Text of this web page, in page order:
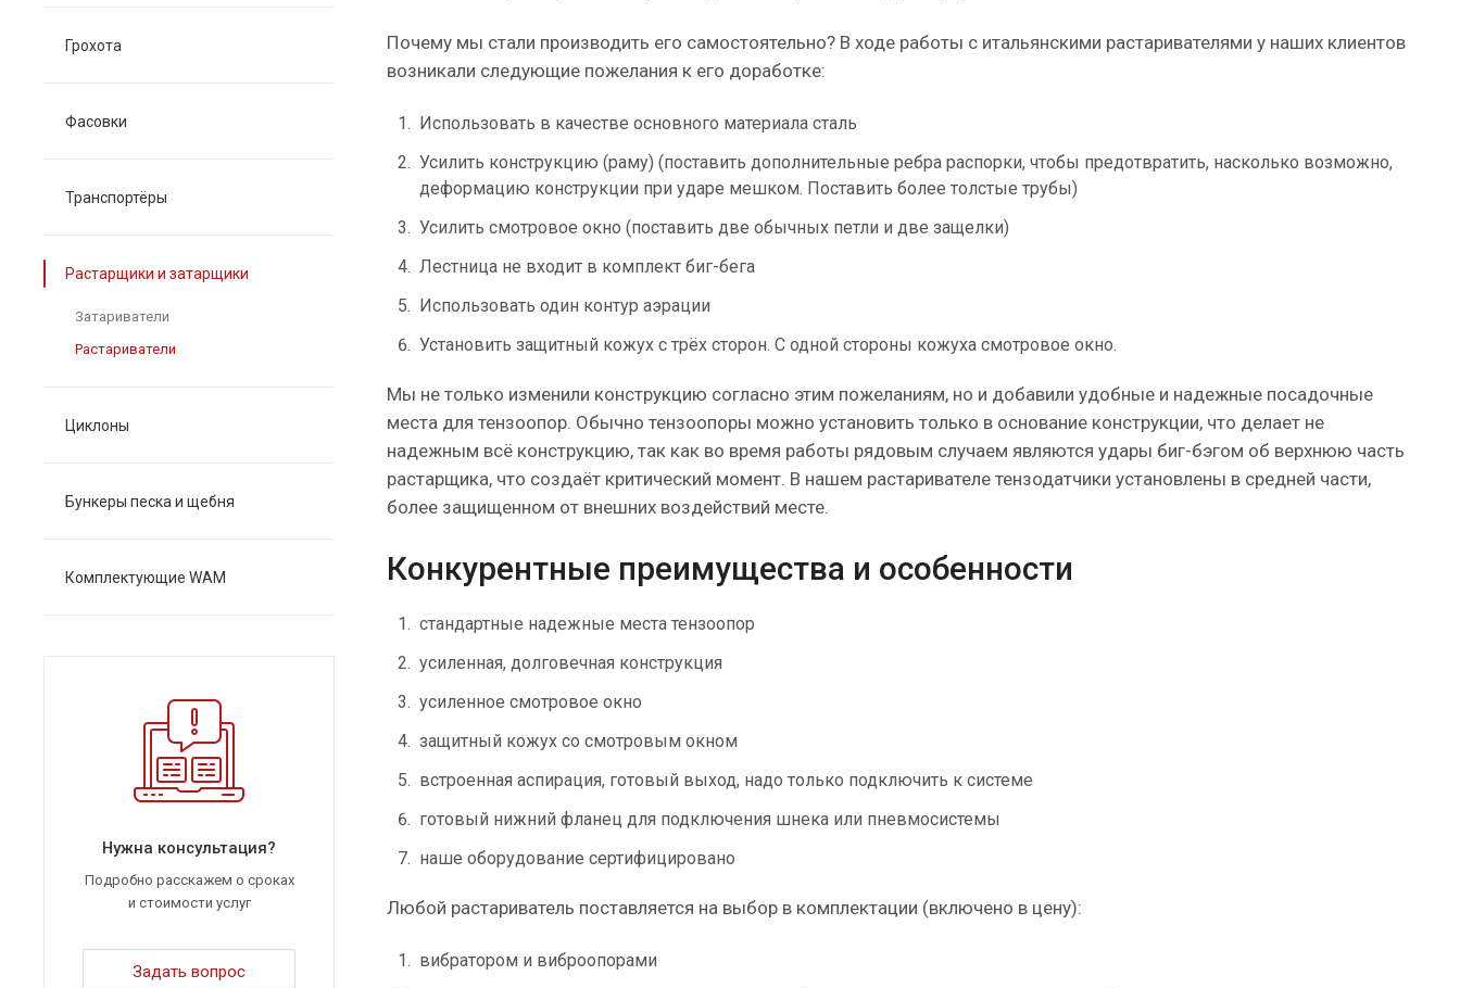
Почему мы стали производить его самостоятельно? В ходе работы с итальянскими растаривателями у наших клиентов
возникали следующие пожелания к его доработке:
Использовать в качестве основного материала сталь
Усилить конструкцию (раму) (поставить дополнительные ребра распорки, чтобы предотвратить, насколько возможно,
деформацию конструкции при ударе мешком. Поставить более толстые трубы)
Усилить смотровое окно (поставить две обычных петли и две защелки)
Лестница не входит в комплект биг-бега
Использовать один контур аэрации
Установить защитный кожух с трёх сторон. С одной стороны кожуха смотровое окно.
Мы не только изменили конструкцию согласно этим пожеланиям, но и добавили удобные и надежные посадочные
места для тензоопор. Обычно тензоопоры можно установить только в основание конструкции, что делает не
надежным всё конструкцию, так как во время работы рядовым случаем являются удары биг-бэгом об верхнюю часть
растарщика, что создаёт критический момент. В нашем растаривателе тензодатчики установлены в средней части,
более защищенном от внешних воздействий месте.
Конкурентные преимущества и особенности
стандартные надежные места тензоопор
усиленная, долговечная конструкция
усиленное смотровое окно
защитный кожух со смотровым окном
встроенная аспирация, готовый выход, надо только подключить к системе
готовый нижний фланец для подключения шнека или пневмосистемы
наше оборудование сертифицировано
Любой растариватель поставляется на выбор в комплектации (включено в цену):
вибратором и виброопорами
Грохота
Фасовки
Транспортёры
Растарщики и затарщики
Затариватели
Растариватели
Циклоны
Бункеры песка и щебня
Комплектующие WAM
Нужна консультация?
Подробно расскажем о сроках
и стоимости услуг
Задать вопрос